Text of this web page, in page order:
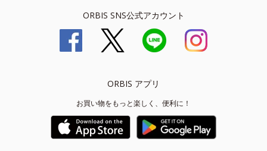
ORBIS SNS公式アカウント
ORBIS アプリ
お買い物をもっと楽しく、便利に！